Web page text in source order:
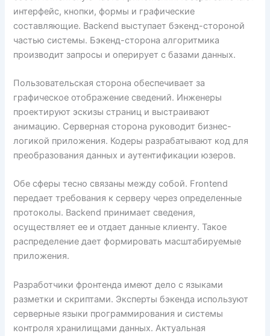
интерфейс, кнопки, формы и графические
составляющие. Backend выступает бэкенд-стороной
частью системы. Бэкенд-сторона алгоритмика
производит запросы и оперирует с базами данных.
Пользовательская сторона обеспечивает за
графическое отображение сведений. Инженеры
проектируют эскизы страниц и выстраивают
анимацию. Серверная сторона руководит бизнес-
логикой приложения. Кодеры разрабатывают код для
преобразования данных и аутентификации юзеров.
Обе сферы тесно связаны между собой. Frontend
передает требования к серверу через определенные
протоколы. Backend принимает сведения,
осуществляет ее и отдает данные клиенту. Такое
распределение дает формировать масштабируемые
приложения.
Разработчики фронтенда имеют дело с языками
разметки и скриптами. Эксперты бэкенда используют
серверные языки программирования и системы
контроля хранилищами данных. Актуальная